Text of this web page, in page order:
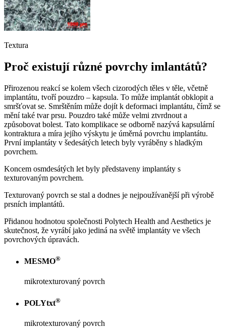
Textura
Proč existují různé povrchy imlantátů?
Přirozenou reakcí se kolem všech cizorodých těles v těle, včetně
implantátu, tvoří pouzdro – kapsula. To může implantát obklopit a
smršťovat se. Smrštěním může dojít k deformaci implantátu, čímž se
mění také tvar prsu. Pouzdro také může velmi ztvrdnout a
způsobovat bolest. Tato komplikace se odborně nazývá kapsulární
kontraktura a míra jejího výskytu je úměrná povrchu implantátu.
První implantáty v šedesátých letech byly vyráběny s hladkým
povrchem.
Koncem osmdesátých let byly představeny implantáty s
texturovaným povrchem.
Texturovaný povrch se stal a dodnes je nejpoužívanější při výrobě
prsních implantátů.
Přidanou hodnotou společnosti Polytech Health and Aesthetics je
skutečnost, že vyrábí jako jediná na světě implantáty ve všech
povrchových úpravách.
MESMO®
mikrotexturovaný povrch
POLYtxt®
mikrotexturovaný povrch